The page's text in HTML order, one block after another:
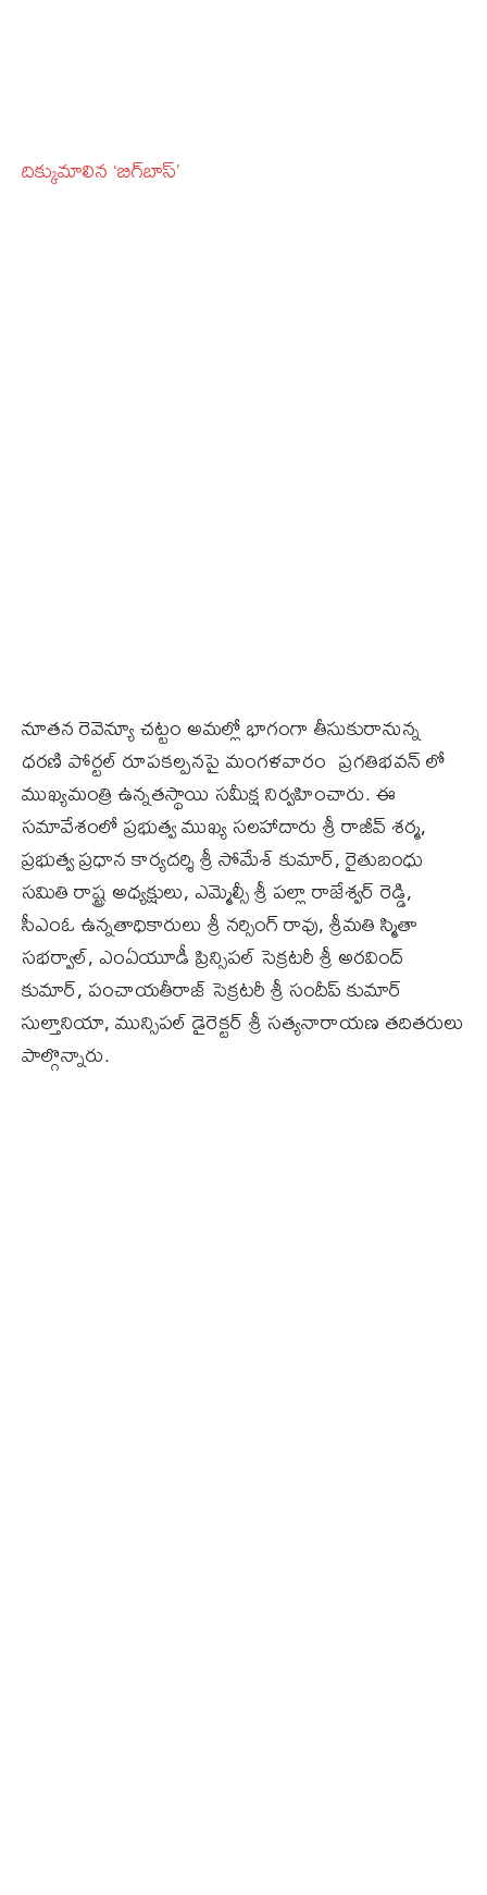
దిక్కుమాలిన ‘బిగ్‌బాస్‌’
నూతన రెవెన్యూ చట్టం అమల్లో భాగంగా తీసుకురానున్న
ధరణి పోర్టల్ రూపకల్పనపై మంగళవారం ప్రగతిభవన్ లో
ముఖ్యమంత్రి ఉన్నతస్థాయి సమీక్ష నిర్వహించారు. ఈ
సమావేశంలో ప్రభుత్వ ముఖ్య సలహాదారు శ్రీ రాజీవ్ శర్మ,
ప్రభుత్వ ప్రధాన కార్యదర్శి శ్రీ సోమేశ్ కుమార్, రైతుబంధు
సమితి రాష్ట్ర అధ్యక్షులు, ఎమ్మెల్సీ శ్రీ పల్లా రాజేశ్వర్ రెడ్డి,
సీఎంఓ ఉన్నతాధికారులు శ్రీ నర్సింగ్ రావు, శ్రీమతి స్మితా
సభర్వాల్, ఎంఏయూడీ ప్రిన్సిపల్ సెక్రటరీ శ్రీ అరవింద్
కుమార్, పంచాయతీరాజ్ సెక్రటరీ శ్రీ సందీప్ కుమార్
సుల్తానియా, మున్సిపల్ డైరెక్టర్ శ్రీ సత్యనారాయణ తదితరులు
పాల్గొన్నారు.